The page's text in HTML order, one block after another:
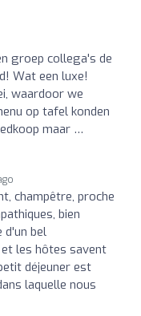
groep collega's de
Wat een luxe!
waardoor we
op tafel konden
maar …
champêtre, proche
bien
d'un bel
les hôtes savent
déjeuner est
laquelle nous